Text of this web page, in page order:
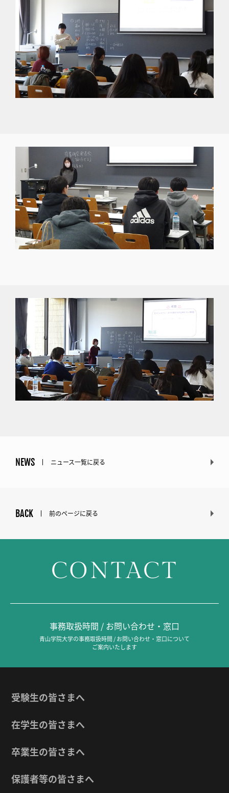
NEWS ニュース一覧に戻る
BACK 前のページに戻る
CONTACT
事務取扱時間 / お問い合わせ・窓口
青山学院大学の事務取扱時間 / お問い合わせ・窓口について
ご案内いたします
受験生の皆さまへ
在学生の皆さまへ
卒業生の皆さまへ
保護者等の皆さまへ